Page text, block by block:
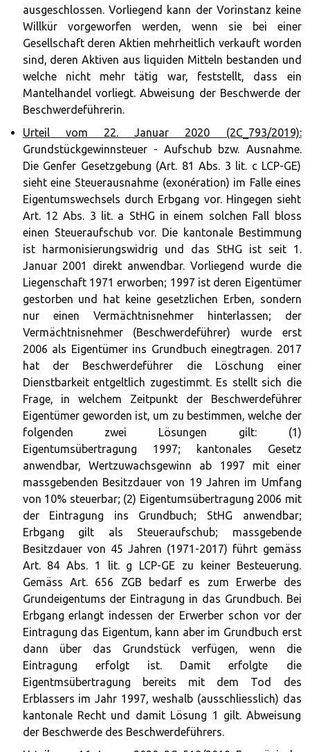
ausgeschlossen. Vorliegend kann der Vorinstanz keine
Willkür vorgeworfen werden, wenn sie bei einer
Gesellschaft deren Aktien mehrheitlich verkauft worden
sind, deren Aktiven aus liquiden Mitteln bestanden und
welche nicht mehr tätig war, feststellt, dass ein
Mantelhandel vorliegt. Abweisung der Beschwerde der
Beschwerdeführerin.
Urteil vom 22. Januar 2020 (2C_793/2019):
Grundstückgewinnsteuer - Aufschub bzw. Ausnahme.
Die Genfer Gesetzgebung (Art. 81 Abs. 3 lit. c LCP-GE)
sieht eine Steuerausnahme (exonération) im Falle eines
Eigentumswechsels durch Erbgang vor. Hingegen sieht
Art. 12 Abs. 3 lit. a StHG in einem solchen Fall bloss
einen Steueraufschub vor. Die kantonale Bestimmung
ist harmonisierungswidrig und das StHG ist seit 1.
Januar 2001 direkt anwendbar. Vorliegend wurde die
Liegenschaft 1971 erworben; 1997 ist deren Eigentümer
gestorben und hat keine gesetzlichen Erben, sondern
nur einen Vermächtnisnehmer hinterlassen; der
Vermächtnisnehmer (Beschwerdeführer) wurde erst
2006 als Eigentümer ins Grundbuch einegtragen. 2017
hat der Beschwerdeführer die Löschung einer
Dienstbarkeit entgeltlich zugestimmt. Es stellt sich die
Frage, in welchem Zeitpunkt der Beschwerdeführer
Eigentümer geworden ist, um zu bestimmen, welche der
folgenden zwei Lösungen gilt: (1)
Eigentumsübertragung 1997; kantonales Gesetz
anwendbar, Wertzuwachsgewinn ab 1997 mit einer
massgebenden Besitzdauer von 19 Jahren im Umfang
von 10% steuerbar; (2) Eigentumsübertragung 2006 mit
der Eintragung ins Grundbuch; StHG anwendbar;
Erbgang gilt als Steueraufschub; massgebende
Besitzdauer von 45 Jahren (1971-2017) führt gemäss
Art. 84 Abs. 1 lit. g LCP-GE zu keiner Besteuerung.
Gemäss Art. 656 ZGB bedarf es zum Erwerbe des
Grundeigentums der Eintragung in das Grundbuch. Bei
Erbgang erlangt indessen der Erwerber schon vor der
Eintragung das Eigentum, kann aber im Grundbuch erst
dann über das Grundstück verfügen, wenn die
Eintragung erfolgt ist. Damit erfolgte die
Eigentmsübertragung bereits mit dem Tod des
Erblassers im Jahr 1997, weshalb (ausschliesslich) das
kantonale Recht und damit Lösung 1 gilt. Abweisung
der Beschwerde des Beschwerdeführers.